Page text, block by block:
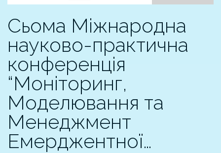
Сьома Міжнародна
науково-практична
конференція
“Моніторинг,
Моделювання та
Менеджмент
Емерджентної…